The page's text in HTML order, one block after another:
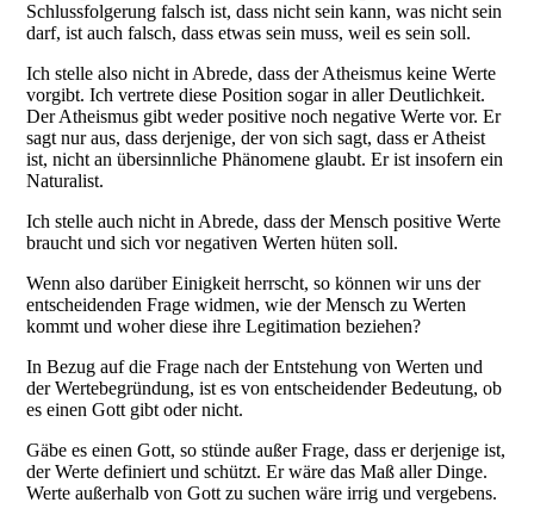
Schlussfolgerung falsch ist, dass nicht sein kann, was nicht sein
darf, ist auch falsch, dass etwas sein muss, weil es sein soll.
Ich stelle also nicht in Abrede, dass der Atheismus keine Werte
vorgibt. Ich vertrete diese Position sogar in aller Deutlichkeit.
Der Atheismus gibt weder positive noch negative Werte vor. Er
sagt nur aus, dass derjenige, der von sich sagt, dass er Atheist
ist, nicht an übersinnliche Phänomene glaubt. Er ist insofern ein
Naturalist.
Ich stelle auch nicht in Abrede, dass der Mensch positive Werte
braucht und sich vor negativen Werten hüten soll.
Wenn also darüber Einigkeit herrscht, so können wir uns der
entscheidenden Frage widmen, wie der Mensch zu Werten
kommt und woher diese ihre Legitimation beziehen?
In Bezug auf die Frage nach der Entstehung von Werten und
der Wertebegründung, ist es von entscheidender Bedeutung, ob
es einen Gott gibt oder nicht.
Gäbe es einen Gott, so stünde außer Frage, dass er derjenige ist,
der Werte definiert und schützt. Er wäre das Maß aller Dinge.
Werte außerhalb von Gott zu suchen wäre irrig und vergebens.